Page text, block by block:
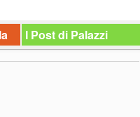
I Post di Palazzi